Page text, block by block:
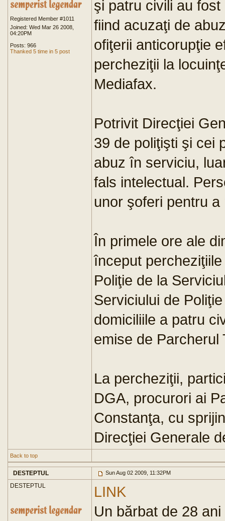
Registered Member #1011
Joined: Wed Mar 26 2008,
04:20PM
Posts: 966
Thanked 5 time in 5 post
şi patru civili au
fiind acuzaţi de
ofiţerii anticorupţie
percheziţii la
Mediafax.
Potrivit Direcţiei
39 de poliţişti şi cei
abuz în serviciu,
fals intelectual.
unor şoferi pentru
În primele ore ale
început
Poliţie de la
Serviciului de
domiciliile a patru
emise de Parcherul
La percheziţii,
DGA, procurori ai
Constanţa, cu
Direcţiei Generale
Back to top
DESTEPTUL Sun Aug 02 2009, 11:32PM
DESTEPTUL
LINK
Un bărbat de 28